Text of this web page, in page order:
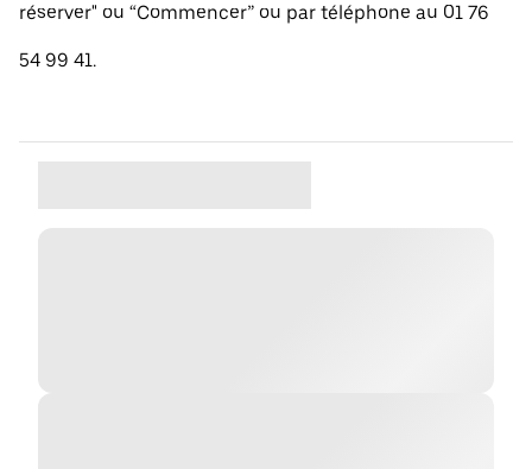
réserver" ou “Commencer” ou par téléphone au 01 76
54 99 41.